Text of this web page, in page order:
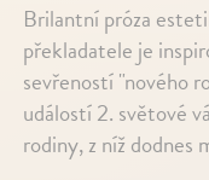
Brilantní próza
překladatele je
sevřeností "nového
událostí 2. světové
rodiny, z níž dodnes